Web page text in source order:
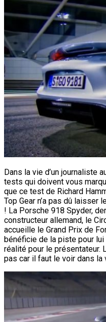
Dans la vie d’un journaliste
tests qui doivent vous
que ce test de Richard
Top Gear n’a pas dû laisser
! La Porsche 918 Spyder,
constructeur allemand, le
accueille le Grand Prix de
bénéficie de la piste pour
réalité pour le présentateur.
pas car il faut le voir dans